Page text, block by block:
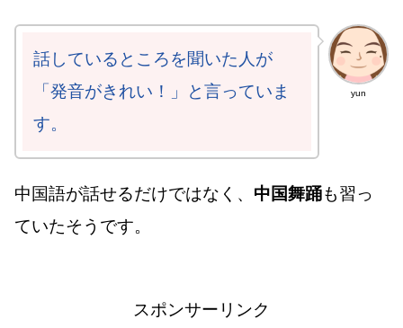
yun
話しているところを聞いた人が
「発音がきれい！」と言っていま
す。
中国語が話せるだけではなく、 中国舞踊も習っ
ていたそうです。
スポンサーリンク